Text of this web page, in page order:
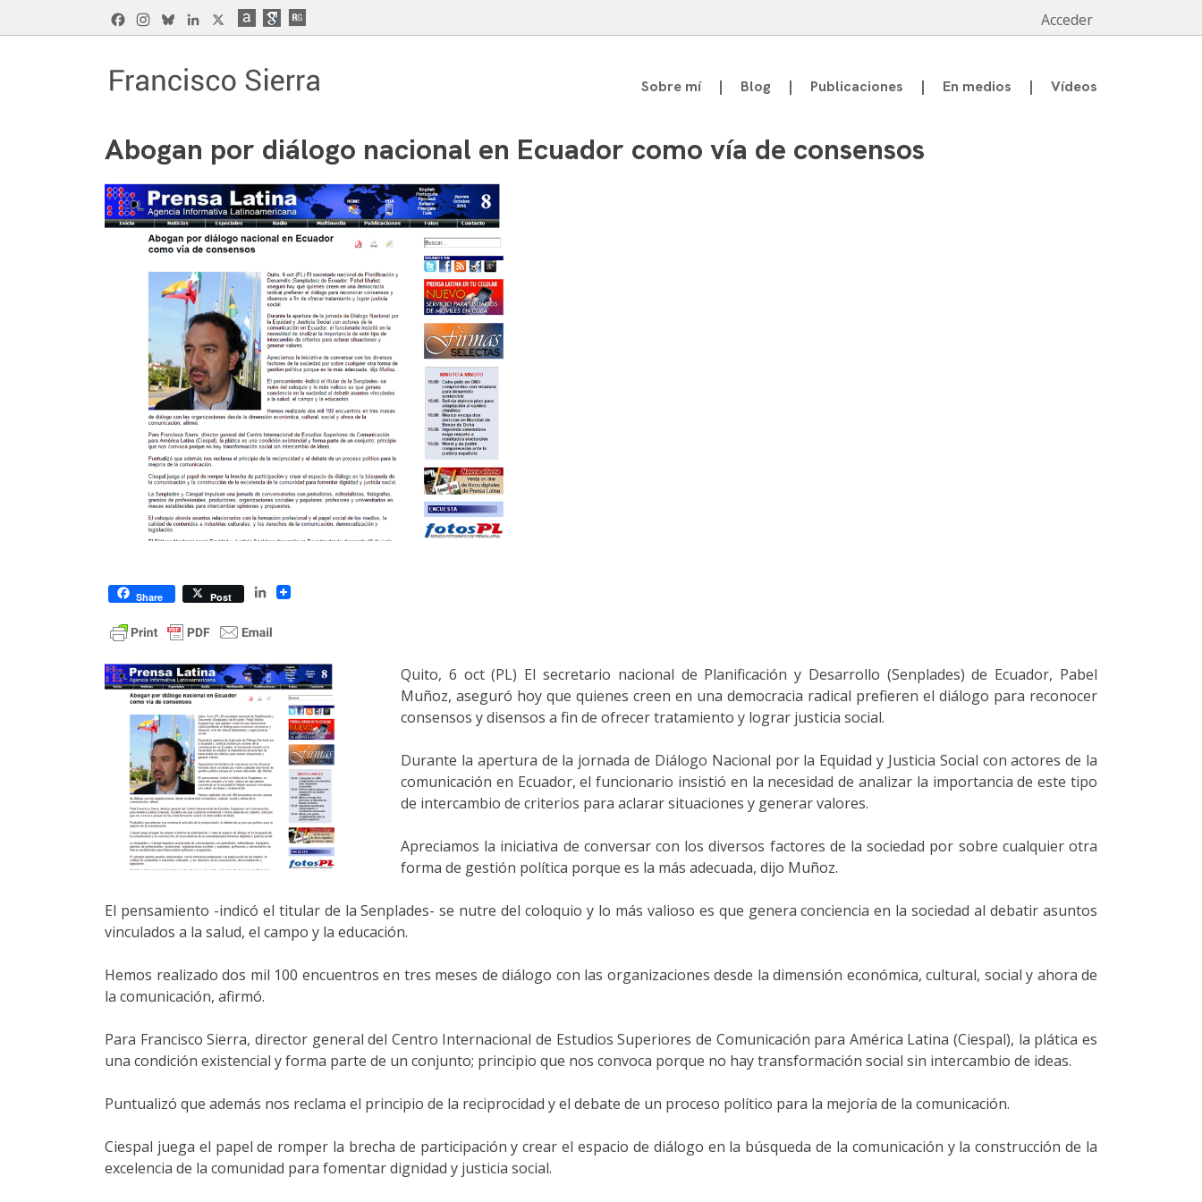
to
FacebookInstagram
BlueskyLinkedIn Acceder
Sobre mí Blog Publicaciones En medios Vídeos
Abogan por diálogo nacional en Ecuador como vía de consensos
Share Post LinkedIn
Quito, 6 oct (PL) El secretario nacional de Planificación y Desarrollo (Senplades) de Ecuador, Pabel
Muñoz, aseguró hoy que quienes creen en una democracia radical prefieren el diálogo para reconocer
consensos y disensos a fin de ofrecer tratamiento y lograr justicia social.
Durante la apertura de la jornada de Diálogo Nacional por la Equidad y Justicia Social con actores de la
comunicación en Ecuador, el funcionario insistió en la necesidad de analizar la importancia de este tipo
de intercambio de criterios para aclarar situaciones y generar valores.
Apreciamos la iniciativa de conversar con los diversos factores de la sociedad por sobre cualquier otra
forma de gestión política porque es la más adecuada, dijo Muñoz.
El pensamiento -indicó el titular de la Senplades- se nutre del coloquio y lo más valioso es que genera conciencia en la sociedad al debatir asuntos
vinculados a la salud, el campo y la educación.
Hemos realizado dos mil 100 encuentros en tres meses de diálogo con las organizaciones desde la dimensión económica, cultural, social y ahora de
la comunicación, afirmó.
Para Francisco Sierra, director general del Centro Internacional de Estudios Superiores de Comunicación para América Latina (Ciespal), la plática es
una condición existencial y forma parte de un conjunto; principio que nos convoca porque no hay transformación social sin intercambio de ideas.
Puntualizó que además nos reclama el principio de la reciprocidad y el debate de un proceso político para la mejoría de la comunicación.
Ciespal juega el papel de romper la brecha de participación y crear el espacio de diálogo en la búsqueda de la comunicación y la construcción de la
excelencia de la comunidad para fomentar dignidad y justicia social.